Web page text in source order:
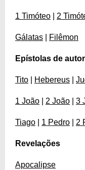
1 Timóteo 2
Gálatas Filêmon
Epístolas de
Tito Hebereus
1 João 2 João 3
Tiago 1 Pedro 2
Revelações
Apocalipse